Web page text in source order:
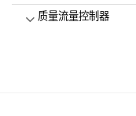
质量流量控制器